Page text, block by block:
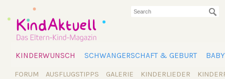
KINDERWUNSCH SCHWANGERSCHAFT & GEBURT
FORUM AUSFLUGSTIPPS GALERIE KINDERLIEDER